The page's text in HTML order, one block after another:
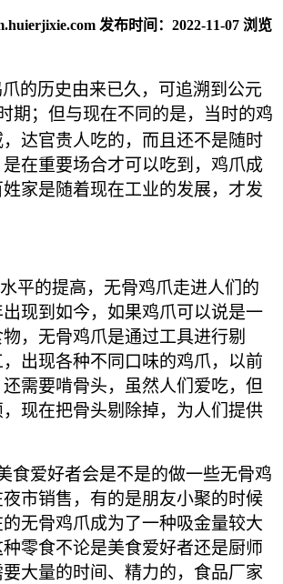
发布时间：2022-11-07 浏览
的历史由来已久，可追溯到公元
期；但与现在不同的是，当时的鸡
达官贵人吃的，而且还不是随时
在重要场合才可以吃到，鸡爪成
家是随着现在工业的发展，才发
平的提高，无骨鸡爪走进人们的
现到如今，如果鸡爪可以说是一
，无骨鸡爪是通过工具进行剔
出现各种不同口味的鸡爪，以前
需要啃骨头，虽然人们爱吃，但
现在把骨头剔除掉，为人们提供
食爱好者会是不是的做一些无骨鸡
市销售，有的是朋友小聚的时候
无骨鸡爪成为了一种吸金量较大
零食不论是美食爱好者还是厨师
大量的时间、精力的，食品厂家